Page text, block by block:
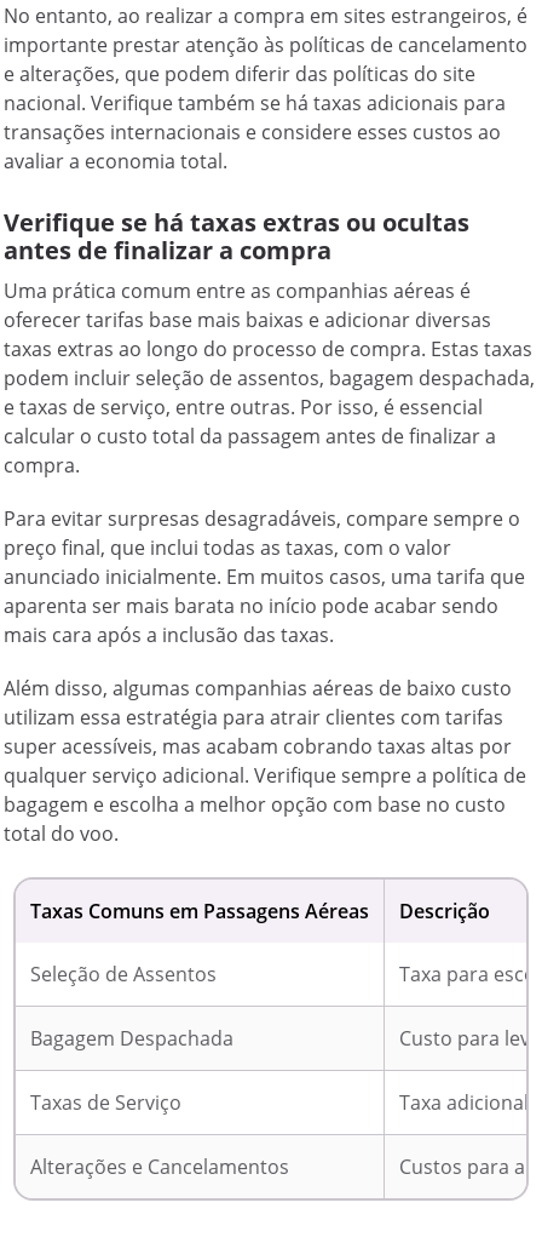
No entanto, ao realizar a compra em sites estrangeiros, é
importante prestar atenção às políticas de cancelamento
e alterações, que podem diferir das políticas do site
nacional. Verifique também se há taxas adicionais para
transações internacionais e considere esses custos ao
avaliar a economia total.
Verifique se há taxas extras ou ocultas
antes de finalizar a compra
Uma prática comum entre as companhias aéreas é
oferecer tarifas base mais baixas e adicionar diversas
taxas extras ao longo do processo de compra. Estas taxas
podem incluir seleção de assentos, bagagem despachada,
e taxas de serviço, entre outras. Por isso, é essencial
calcular o custo total da passagem antes de finalizar a
compra.
Para evitar surpresas desagradáveis, compare sempre o
preço final, que inclui todas as taxas, com o valor
anunciado inicialmente. Em muitos casos, uma tarifa que
aparenta ser mais barata no início pode acabar sendo
mais cara após a inclusão das taxas.
Além disso, algumas companhias aéreas de baixo custo
utilizam essa estratégia para atrair clientes com tarifas
super acessíveis, mas acabam cobrando taxas altas por
qualquer serviço adicional. Verifique sempre a política de
bagagem e escolha a melhor opção com base no custo
total do voo.
Taxas Comuns em Passagens Aéreas Descrição
Seleção de Assentos Taxa para
Bagagem Despachada Custo para
Taxas de Serviço Taxa adicional
Alterações e Cancelamentos Custos para